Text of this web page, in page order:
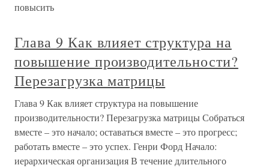
повысить
Глава 9 Как влияет структура на
повышение производительности?
Перезагрузка матрицы
Глава 9 Как влияет структура на повышение
производительности? Перезагрузка матрицы Собраться
вместе – это начало; оставаться вместе – это прогресс;
работать вместе – это успех. Генри Форд Начало:
иерархическая организация В течение длительного